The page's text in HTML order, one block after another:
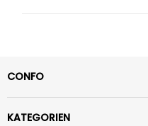
CONFO
KATEGORIEN